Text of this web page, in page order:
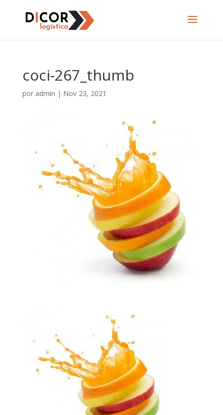
coci-267_thumb
por admin | Nov 23, 2021